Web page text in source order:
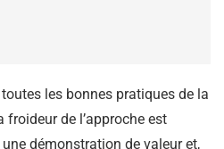
les bonnes pratiques de la
froideur de l’approche est
démonstration de valeur et,